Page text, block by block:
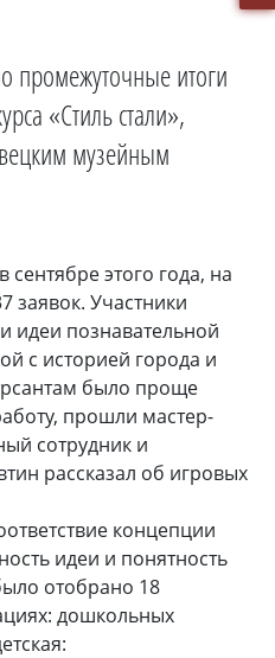
промежуточные итоги
«Стиль стали»,
музейным
сентябре этого года, на
заявок. Участники
идеи познавательной
с историей города и
было проще
прошли мастер-
сотрудник и
рассказал об игровых
концепции
идеи и понятность
отобрано 18
дошкольных